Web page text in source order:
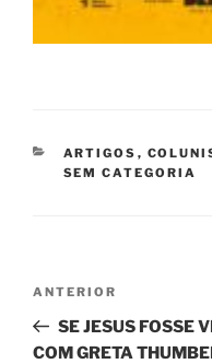
CATEGORIAS
ARTIGOS ,
SEM CATEGORIA
Post
Post
anterior
ANTERIOR
SE JESUS FOSSE
COM GRETA